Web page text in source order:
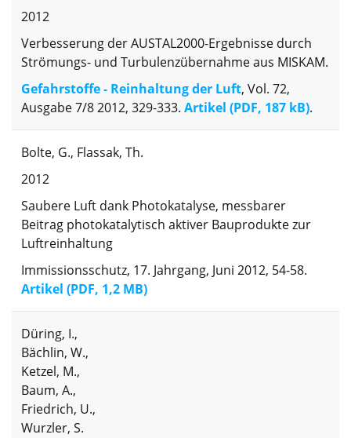
2012
Verbesserung der AUSTAL2000-Ergebnisse durch
Strömungs- und Turbulenzübernahme aus MISKAM.
Gefahrstoffe - Reinhaltung der Luft, Vol. 72,
Ausgabe 7/8 2012, 329-333. Artikel (PDF, 187 kB).
Bolte, G., Flassak, Th.
2012
Saubere Luft dank Photokatalyse, messbarer
Beitrag photokatalytisch aktiver Bauprodukte zur
Luftreinhaltung
Immissionsschutz, 17. Jahrgang, Juni 2012, 54-58.
Artikel (PDF, 1,2 MB)
Düring, I.,
Bächlin, W.,
Ketzel, M.,
Baum, A.,
Friedrich, U.,
Wurzler, S.